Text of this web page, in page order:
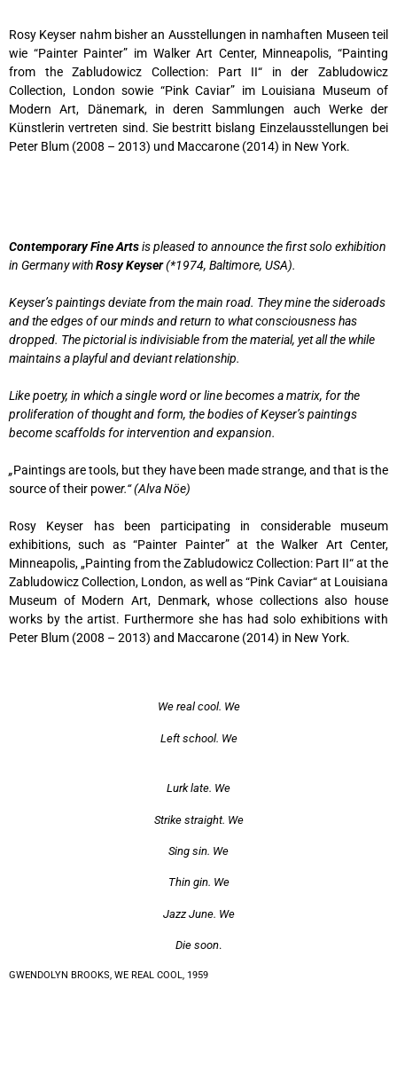
Rosy Keyser nahm bisher an Ausstellungen in namhaften Museen teil
wie “Painter Painter” im Walker Art Center, Minneapolis, “Painting
from the Zabludowicz Collection: Part II“ in der Zabludowicz
Collection, London sowie “Pink Caviar” im Louisiana Museum of
Modern Art, Dänemark, in deren Sammlungen auch Werke der
Künstlerin vertreten sind. Sie bestritt bislang Einzelausstellungen bei
Peter Blum (2008 – 2013) und Maccarone (2014) in New York.
Contemporary Fine Artsis pleased to announce the first solo exhibition
in Germany withRosy Keyser(*1974, Baltimore, USA).
Keyser’s paintings deviate from the main road. They mine the sideroads
and the edges of our minds and return to what consciousness has
dropped. The pictorial is indivisiable from the material, yet all the while
maintains a playful and deviant relationship.
Like poetry, in which a single word or line becomes a matrix, for the
proliferation of thought and form, the bodies of Keyser’s paintings
become scaffolds for intervention and expansion.
„Paintings are tools, but they have been made strange, and that is the
source of their power.“ (Alva Nöe)
Rosy Keyser has been participating in considerable museum
exhibitions, such as “Painter Painter” at the Walker Art Center,
Minneapolis, „Painting from the Zabludowicz Collection: Part II“ at the
Zabludowicz Collection, London, as well as “Pink Caviar“ at Louisiana
Museum of Modern Art, Denmark, whose collections also house
works by the artist. Furthermore she has had solo exhibitions with
Peter Blum (2008 – 2013) and Maccarone (2014) in New York.
We real cool. We
Left school. We
Lurk late. We
Strike straight. We
Sing sin. We
Thin gin. We
Jazz June. We
Die soon.
GWENDOLYN BROOKS, WE REAL COOL, 1959